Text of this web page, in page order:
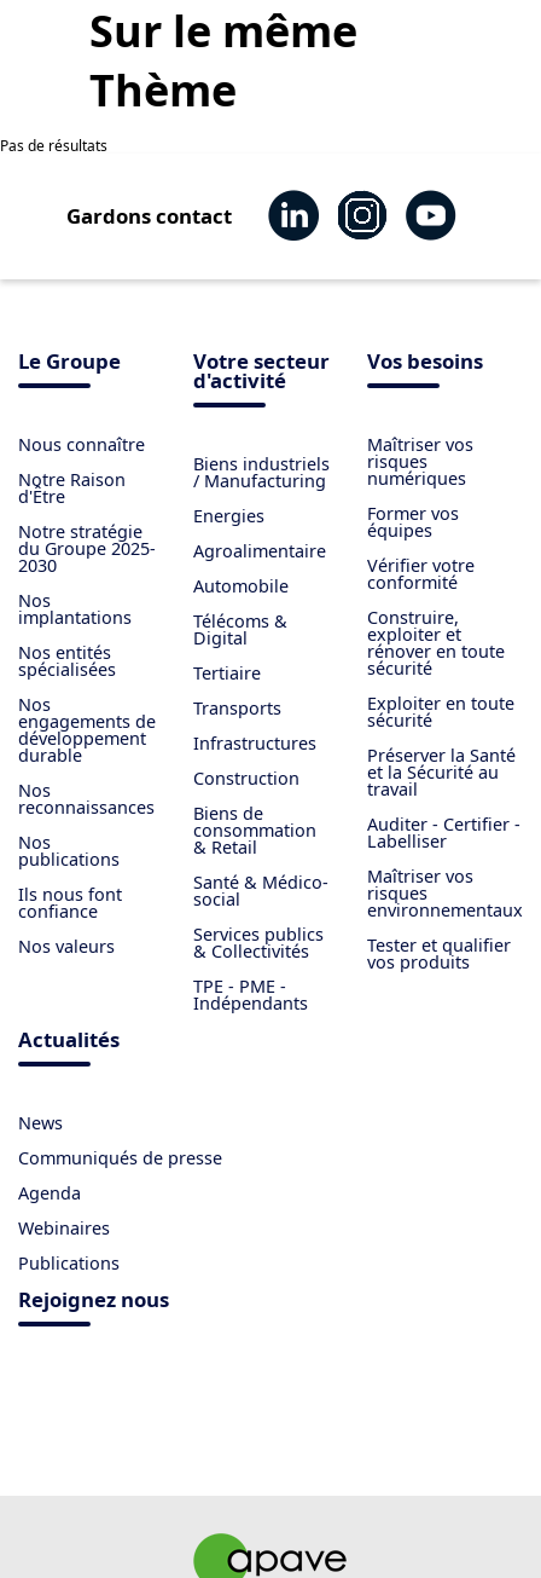
Sur le même
Thème
Pas de résultats
Gardons contact
Le Groupe
Nous connaître
Notre Raison
d'Être
Notre stratégie
du Groupe 2025-
2030
Nos
implantations
Nos entités
spécialisées
Nos
engagements de
développement
durable
Nos
reconnaissances
Nos
publications
Ils nous font
confiance
Nos valeurs
Votre secteur
d'activité
Biens industriels
/ Manufacturing
Energies
Agroalimentaire
Automobile
Télécoms &
Digital
Tertiaire
Transports
Infrastructures
Construction
Biens de
consommation
& Retail
Santé & Médico-
social
Services publics
& Collectivités
TPE - PME -
Indépendants
Vos besoins
Maîtriser vos
risques
numériques
Former vos
équipes
Vérifier votre
conformité
Construire,
exploiter et
rénover en toute
sécurité
Exploiter en toute
sécurité
Préserver la Santé
et la Sécurité au
travail
Auditer - Certifier -
Labelliser
Maîtriser vos
risques
environnementaux
Tester et qualifier
vos produits
Actualités
News
Communiqués de presse
Agenda
Webinaires
Publications
Rejoignez nous